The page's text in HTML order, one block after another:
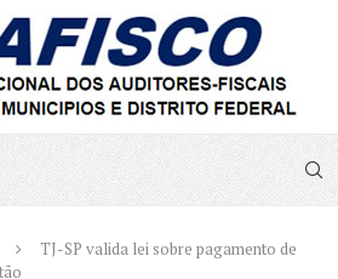
TJ-SP valida lei sobre pagamento de